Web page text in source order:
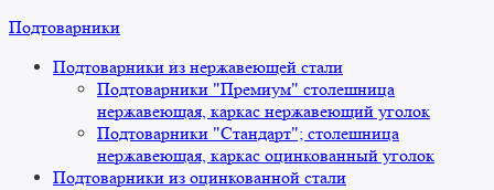
Подтоварники
Подтоварники из нержавеющей стали
Подтоварники "Премиум" столешница
нержавеющая, каркас нержавеющий уголок
Подтоварники "Стандарт"; столешница
нержавеющая, каркас оцинкованный уголок
Подтоварники из оцинкованной стали